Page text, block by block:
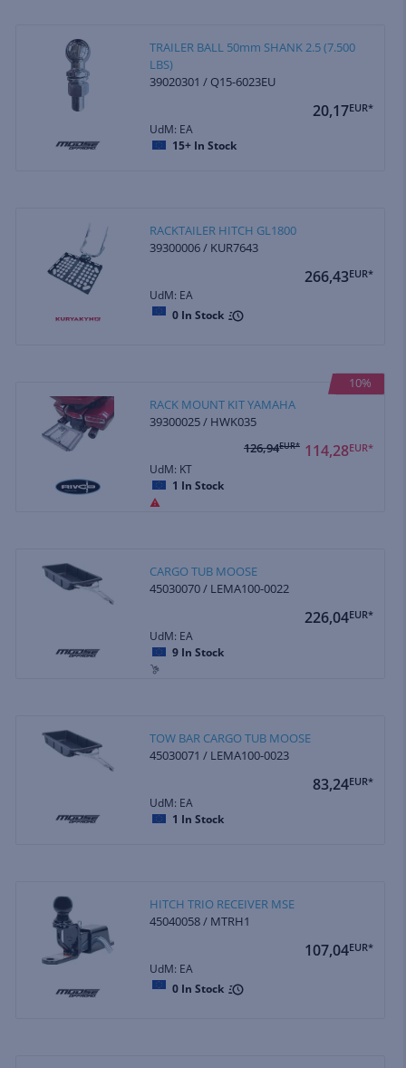
TRAILER BALL 50mm SHANK 2.5 (7.500
LBS)
39020301 / Q15-6023EU
20,17EUR*
UdM: EA
15+ In Stock
RACKTAILER HITCH GL1800
39300006 / KUR7643
266,43EUR*
UdM: EA
0 In Stock
10%
RACK MOUNT KIT YAMAHA
39300025 / HWK035
114,28EUR*
126,94EUR*
UdM: KT
1 In Stock
CARGO TUB MOOSE
45030070 / LEMA100-0022
226,04EUR*
UdM: EA
9 In Stock
TOW BAR CARGO TUB MOOSE
45030071 / LEMA100-0023
83,24EUR*
UdM: EA
1 In Stock
HITCH TRIO RECEIVER MSE
45040058 / MTRH1
107,04EUR*
UdM: EA
0 In Stock